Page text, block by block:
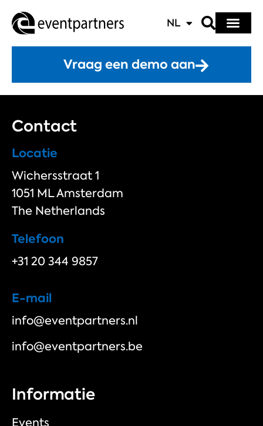
NL
Vraag een demo aan
Contact
Locatie
Wichersstraat 1
1051 ML Amsterdam
The Netherlands
Telefoon
+31 20 344 9857
E-mail
info@eventpartners.nl
info@eventpartners.be
Informatie
Events